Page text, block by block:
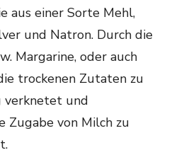
aus einer Sorte Mehl,
und Natron. Durch die
Margarine, oder auch
trockenen Zutaten zu
verknetet und
Zugabe von Milch zu